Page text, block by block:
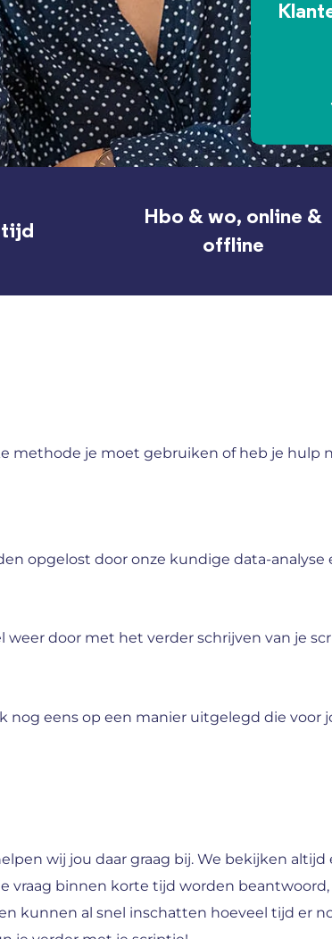
tijd
Hbo & wo, online &
offline
methode je moet gebruiken of heb je hulp
opgelost door onze kundige data-analyse
door met het verder schrijven van je
eens op een manier uitgelegd die voor
wij jou daar graag bij. We bekijken
vraag binnen korte tijd worden
kunnen al snel inschatten hoeveel tijd er